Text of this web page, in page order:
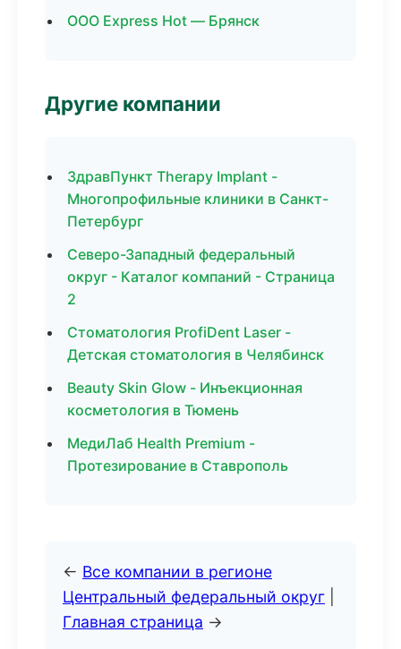
ООО Express Hot — Брянск
Другие компании
ЗдравПункт Therapy Implant -
Многопрофильные клиники в Санкт-
Петербург
Северо-Западный федеральный
округ - Каталог компаний - Страница
2
Стоматология ProfiDent Laser -
Детская стоматология в Челябинск
Beauty Skin Glow - Инъекционная
косметология в Тюмень
МедиЛаб Health Premium -
Протезирование в Ставрополь
← Все компании в регионе
Центральный федеральный округ
Главная страница →